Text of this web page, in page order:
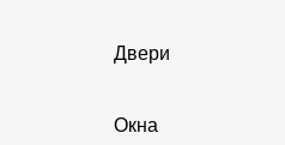
Двери
Окна